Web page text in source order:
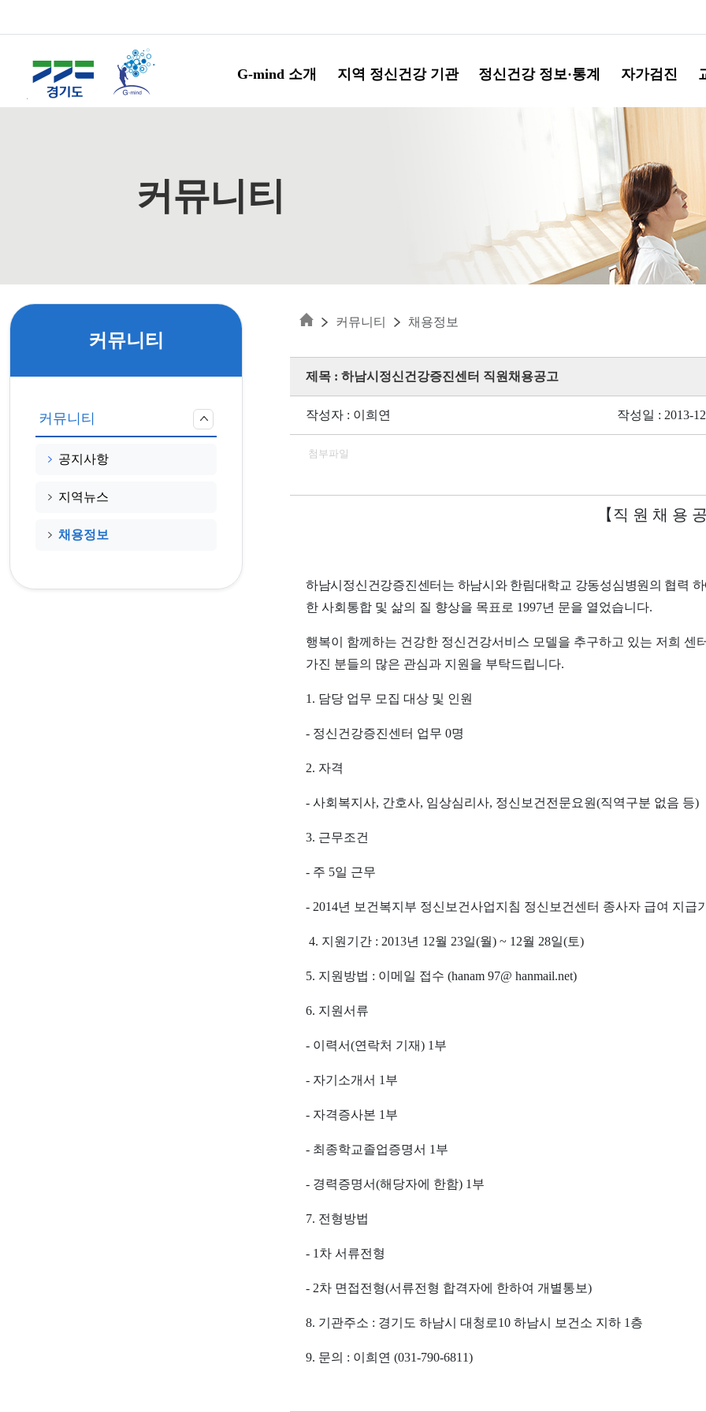
G-mind 소개 지역 정신건강 기관 정신건강 정보·통계 자가검진
커뮤니티
커뮤니티
커뮤니티
공지사항
지역뉴스
채용정보
커뮤니티 채용정보
제목 : 하남시정신건강증진센터 직원채용공고
작성자 : 이희연 작성일 : 2013-
첨부파일
【직 원 채 용
하남시정신건강증진센터는 하남시와 한림대학교 강동성심병원의 협력
한 사회통합 및 삶의 질 향상을 목표로 1997년 문을 열었습니다.
행복이 함께하는 건강한 정신건강서비스 모델을 추구하고 있는 저희
가진 분들의 많은 관심과 지원을 부탁드립니다.
1. 담당 업무 모집 대상 및 인원
- 정신건강증진센터 업무 0명
2. 자격
- 사회복지사, 간호사, 임상심리사, 정신보건전문요원(직역구분 없음 등)
3. 근무조건
- 주 5일 근무
- 2014년 보건복지부 정신보건사업지침 정신보건센터 종사자 급여 지급
4. 지원기간 : 2013년 12월 23일(월) ~ 12월 28일(토)
5. 지원방법 : 이메일 접수 (hanam 97@ hanmail.net)
6. 지원서류
- 이력서(연락처 기재) 1 부
- 자기소개서 1 부
- 자격증사본 1 부
- 최종학교졸업증명서 1 부
- 경력증명서(해당자에 한함) 1 부
7. 전형방법
- 1 차 서류전형
- 2차 면접전형(서류전형 합격자에 한하여 개별통보)
8. 기관주소 : 경기도 하남시 대청로10 하남시 보건소 지하 1 층
9. 문의 : 이희연 (031-790-6811)